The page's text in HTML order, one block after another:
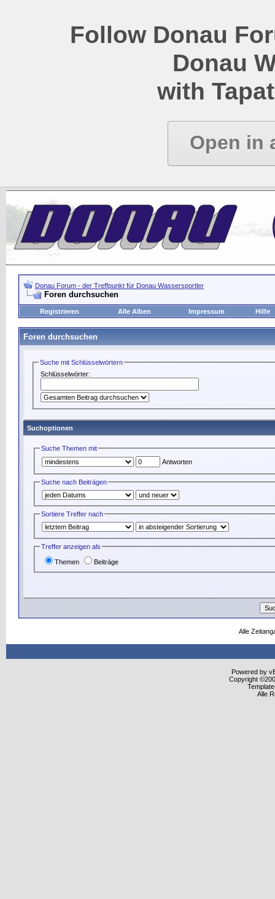
Follow Donau
Donau
with
Open in
Donau Forum - der Treffpunkt für Donau Wassersportler
Foren durchsuchen
Registrieren Alle Alben Impressum Hilfe
Foren durchsuchen
Suche mit Schlüsselwörtern
Schlüsselwörter:
Suchoptionen
Suche Themen mit
Antworten
Suche nach Beiträgen
Sortiere Treffer nach
Treffer anzeigen als
Themen Beiträge
Alle
Powered by
Copyright
Alle